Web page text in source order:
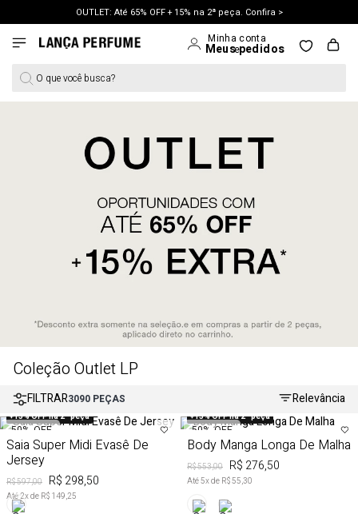
OUTLET: Até 65% OFF + 15% na 2ª peça. Confira >
O que você busca?
Coleção Outlet LP
FILTRAR3090 PEÇAS Relevância
+15% OFF na 2ª peça
50% OFF
Saia Super Midi Evasê De
Jersey
R$ 597,00 R$ 298,50
Até 2x de R$ 149,25
+15% OFF na 2ª peça
50% OFF
Body Manga Longa De Malha
R$ 553,00 R$ 276,50
Até5x de R$ 55,30